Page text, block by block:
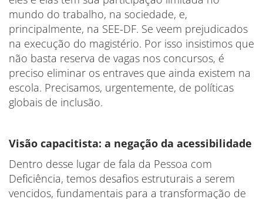
mundo do trabalho, na sociedade, e,
principalmente, na SEE-DF. Se veem prejudicados
na execução do magistério. Por isso insistimos que
não basta reserva de vagas nos concursos, é
preciso eliminar os entraves que ainda existem na
escola. Precisamos, urgentemente, de políticas
globais de inclusão.
Visão capacitista: a negação da acessibilidade
Dentro desse lugar de fala da Pessoa com
Deficiência, temos desafios estruturais a serem
vencidos, fundamentais para a transformação de